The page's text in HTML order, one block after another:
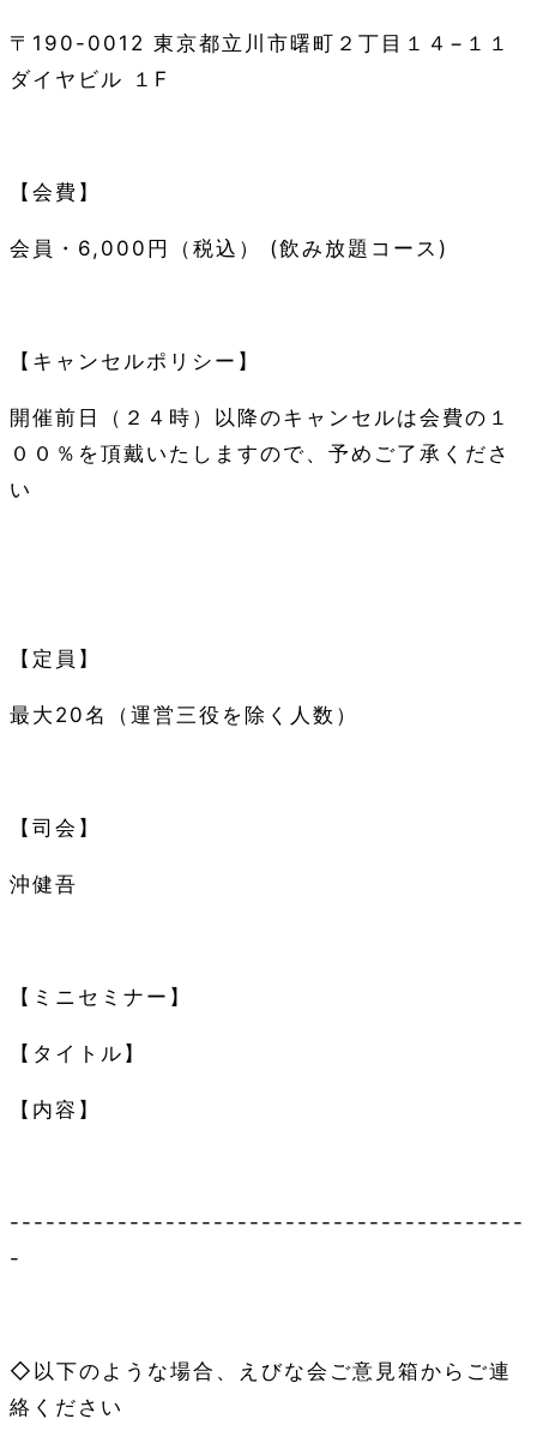
〒 190-0012 東京都立川市曙町２丁目１４ − １１
ダイヤビル １ F
【会費】
会員・ 6,000 円（税込） (飲み放題コース )
【キャンセルポリシー】
開催前日（２４時）以降のキャンセルは会費の１
００％を頂戴いたしますので、予めご了承くださ
い
【定員】
最大20名（運営三役を除く人数）
【司会】
沖健吾
【ミニセミナー】
【タイトル】
【内容】
-------------------------------------------
-
◇以下のような場合、えびな会ご意見箱からご連
絡ください